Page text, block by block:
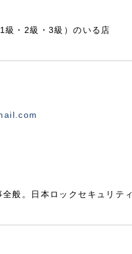
・2級・3級）のいる店
般。日本ロックセキュリティ